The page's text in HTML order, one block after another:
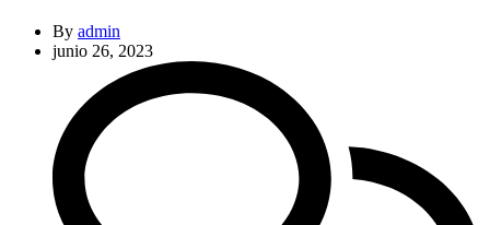
By admin
junio 26, 2023